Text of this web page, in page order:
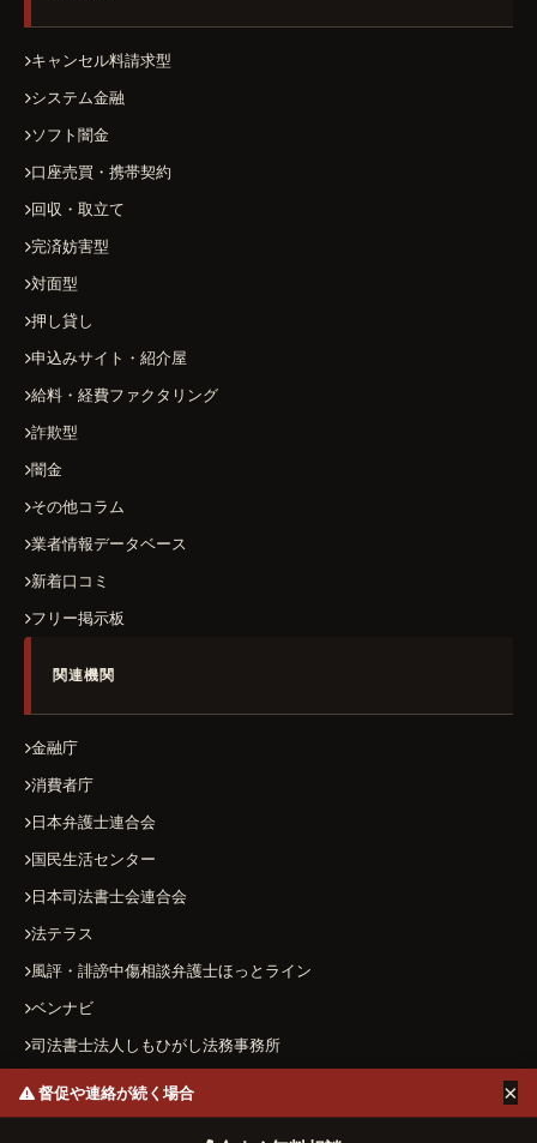
キャンセル料請求型
システム金融
ソフト闇金
口座売買・携帯契約
回収・取立て
完済妨害型
対面型
押し貸し
申込みサイト・紹介屋
給料・経費ファクタリング
詐欺型
闇金
その他コラム
業者情報データベース
新着口コミ
フリー掲示板
関連機関
金融庁
消費者庁
日本弁護士連合会
国民生活センター
日本司法書士会連合会
法テラス
風評・誹謗中傷相談弁護士ほっとライン
ベンナビ
司法書士法人しもひがし法務事務所
督促や連絡が続く場合 ×